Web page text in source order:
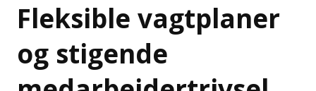
Fleksible vagtplaner
og stigende